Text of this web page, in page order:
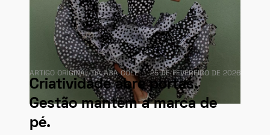
CRIATIVIDADE
ARTIGO ORIGINAL DA ABA COLL 25 DE FEVEREIRO DE 2026
Criatividade abre portas.
Gestão mantém a marca de
pé.